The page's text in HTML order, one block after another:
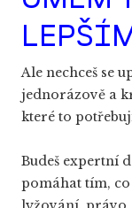
Ale nechceš se
jednorázově a
které to
Budeš expertní
pomáhat tím, co